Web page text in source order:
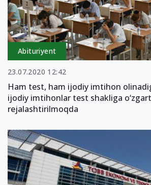
Abituriyent
23.07.2020 12:42
Ham test, ham ijodiy imtihon
ijodiy imtihonlar test shakliga
rejalashtirilmoqda